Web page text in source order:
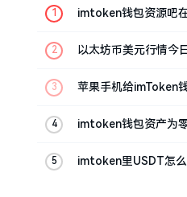
imtoken钱包资源吧
以太坊币美元行情今
苹果手机给imToken
imtoken钱包资产为
imtoken里USDT怎